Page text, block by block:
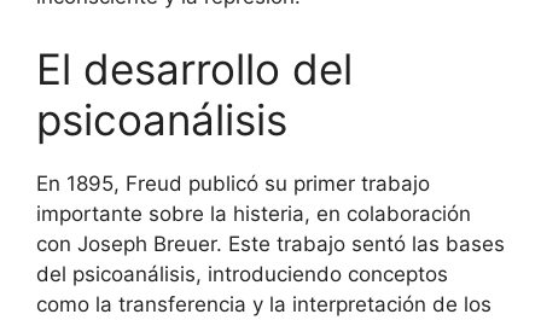
El desarrollo del
psicoanálisis
En 1895, Freud publicó su primer trabajo
importante sobre la histeria, en colaboración
con Joseph Breuer. Este trabajo sentó las bases
del psicoanálisis, introduciendo conceptos
como la transferencia y la interpretación de los